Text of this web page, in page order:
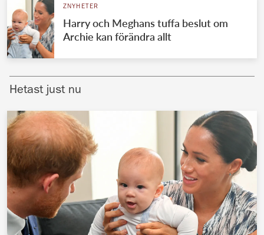
KÄNDISAR
VÄRLDENS KUNGAHUS
Svenska kungahuset
Spanska kungahuset
Nederländska kungahuset
Belgiska kungahuset
Jordanska kungahuset
ZNYHETER
Harry och Meghans tuffa beslut om
Archie kan förändra allt
Hetast just nu